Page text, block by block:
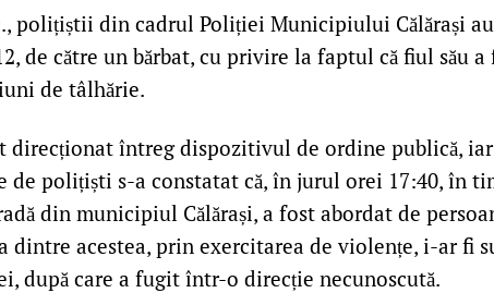
polițiștii din cadrul Poliției Municipiului Călărași
de către un bărbat, cu privire la faptul că fiul său a
de tâlhărie.
direcționat întreg dispozitivul de ordine publică,
de polițiști s-a constatat că, în jurul orei 17:40, în
din municipiul Călărași, a fost abordat de
dintre acestea, prin exercitarea de violențe, i-ar fi
după care a fugit într-o direcție necunoscută.